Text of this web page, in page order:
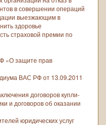
в совершении операций
выезжающим в
здоровье
страховой премии по
«О защите прав
ВАС РФ от 13.09.2011
договоров купли-
и договоров об оказании
юридических услуг